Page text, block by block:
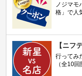
ノジマ
格」で人
【ニフ
行ってみ
（全10